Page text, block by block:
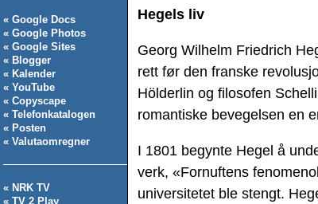
« Google Docs
« Google Photos
« Google Sites
« Blogger
« Kalender
« YouTube
« Copyscape
« Telefonkatalogen
« Posten
« Valutaomregner
« NRK TV
« TV 2 Play
Hegels liv
Georg Wilhelm Friedrich
rett før den franske
Hölderlin og filosofen
romantiske bevegelsen en
I 1801 begynte Hegel å
verk, «Fornuftens
universitetet ble stengt.